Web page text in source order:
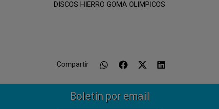
DISCOS HIERRO GOMA OLIMPICOS
Compartir
Boletín por email